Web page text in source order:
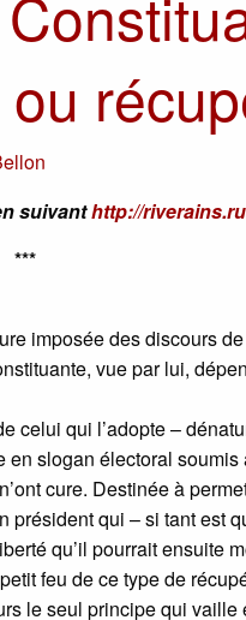
suivanthttp://
***
imposée des discours
vue par lui,
celui qui l’adopte –
slogan électoral
cure. Destinée à
qui – si tant est
qu’il pourrait ensuite
feu de ce type de
le seul principe qui